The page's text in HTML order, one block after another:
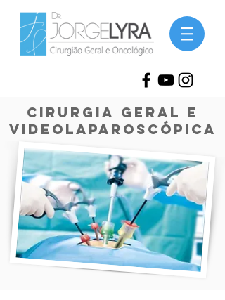
Cirurgia geral e
videolaparoscópica